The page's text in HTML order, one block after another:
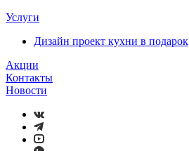
Услуги
Дизайн проект кухни в подарок
Акции
Контакты
Новости